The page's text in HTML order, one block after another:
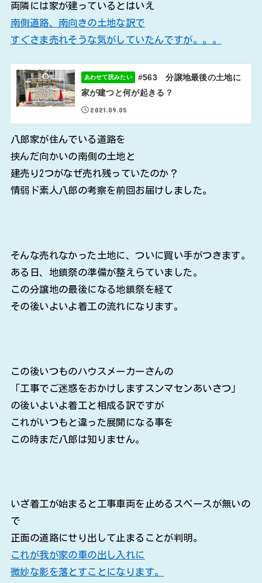
両隣には家が建っているとはいえ
南側道路、南向きの土地な訳で
すぐさま売れそうな気がしていたんですが。。。
あわせて読みたい
#563 分譲地最後の土地に
家が建つと何が起きる？
2021.09.05
八郎家が住んでいる道路を
挟んだ向かいの南側の土地と
建売り2つがなぜ売れ残っていたのか？
情弱ド素人八郎の考察を前回お届けしました。
そんな売れなかった土地に、ついに買い手がつきます。
ある日、地鎮祭の準備が整えらていました。
この分譲地の最後になる地鎮祭を経て
その後いよいよ着工の流れになります。
この後いつものハウスメーカーさんの
「工事でご迷惑をおかけしますスンマセンあいさつ」
の後いよいよ着工と相成る訳ですが
これがいつもと違った展開になる事を
この時まだ八郎は知りません。
いざ着工が始まると工事車両を止めるスペースが無いの
で
正面の道路にせり出して止まることが判明。
これが我が家の車の出し入れに
微妙な影を落とすことになります。